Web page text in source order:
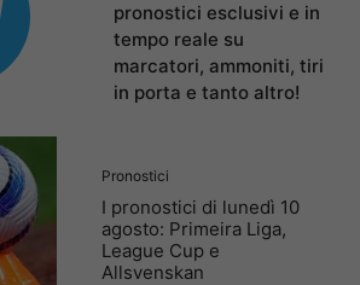
pronostici esclusivi e in
tempo reale su
marcatori, ammoniti, tiri
in porta e tanto altro!
Pronostici
I pronostici di lunedì 10
agosto: Primeira Liga,
League Cup e
Allsvenskan